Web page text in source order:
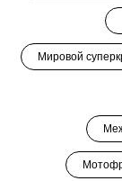
Мировой